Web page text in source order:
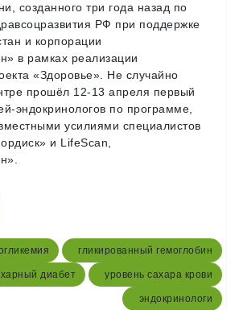
созданного три года назад по
РФ при поддержке
и корпорации
в рамках реализации
«Здоровье». Не случайно
прошёл 12-13 апреля первый
эндокринологов по программе,
усилиями специалистов
и LifeScan,
гликированный гемоглобин
диабет уровень сахара крови
эндокринологи